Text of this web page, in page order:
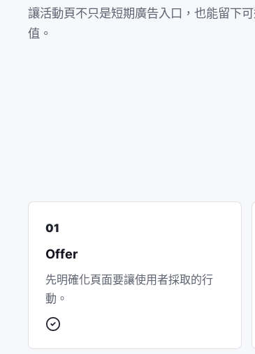
讓活動頁不只是短期廣告入口，也能留下
值。
01
Offer
先明確化頁面要讓使用者採取的行
動。